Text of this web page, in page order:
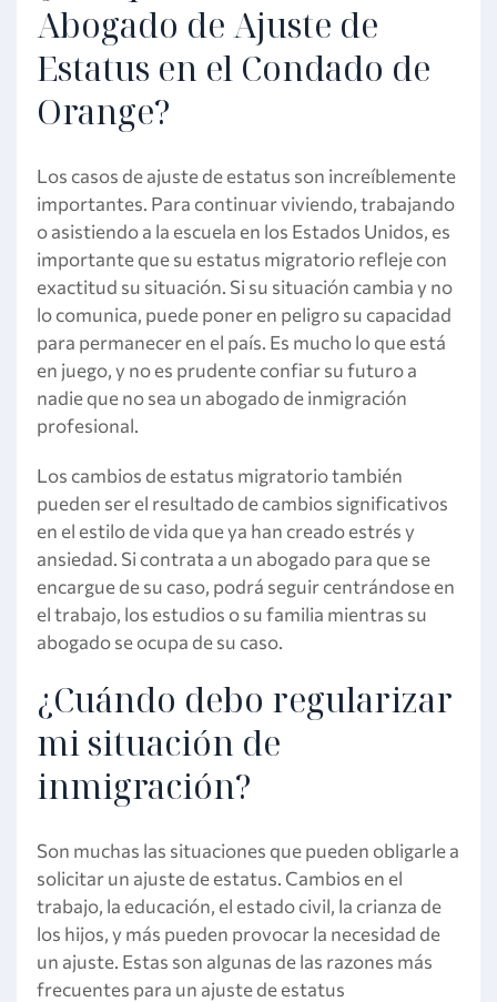
Abogado de Ajuste de
Estatus en el Condado de
Orange?
Los casos de ajuste de estatus son increíblemente
importantes. Para continuar viviendo, trabajando
o asistiendo a la escuela en los Estados Unidos, es
importante que su estatus migratorio refleje con
exactitud su situación. Si su situación cambia y no
lo comunica, puede poner en peligro su capacidad
para permanecer en el país. Es mucho lo que está
en juego, y no es prudente confiar su futuro a
nadie que no sea un abogado de inmigración
profesional.
Los cambios de estatus migratorio también
pueden ser el resultado de cambios significativos
en el estilo de vida que ya han creado estrés y
ansiedad. Si contrata a un abogado para que se
encargue de su caso, podrá seguir centrándose en
el trabajo, los estudios o su familia mientras su
abogado se ocupa de su caso.
¿Cuándo debo regularizar
mi situación de
inmigración?
Son muchas las situaciones que pueden obligarle a
solicitar un ajuste de estatus. Cambios en el
trabajo, la educación, el estado civil, la crianza de
los hijos, y más pueden provocar la necesidad de
un ajuste. Estas son algunas de las razones más
frecuentes para un ajuste de estatus